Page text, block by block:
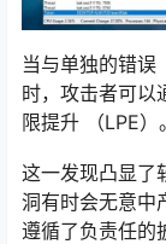
当与单独的错
时，攻击者可以
限提升 （LPE）。
这一发现凸显了
洞有时会无意中
遵循了负责任